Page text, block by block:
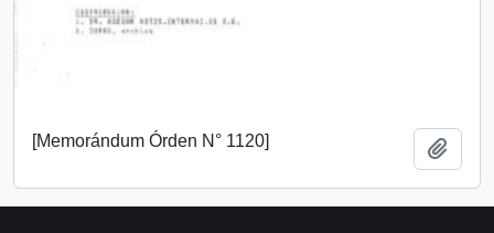
[Memorándum Órden N° 1120]